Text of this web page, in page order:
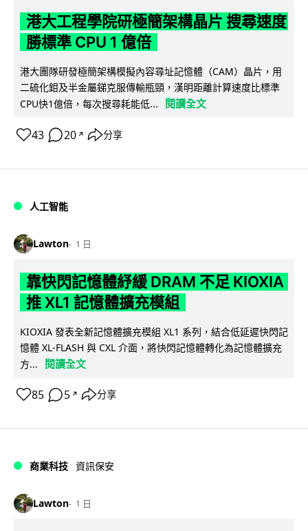
港大工程學院研極簡架構晶片 搜尋速度
勝標準 CPU 1 億倍
港大團隊研發極簡架構模擬內容尋址記憶體（CAM）晶片，用
二硫化鉬及半金屬銻克服傳輸瓶頸，漢明距離計算速度比標準
CPU快1億倍，每次搜尋耗能低...
閱讀全文
43 20 ↗ 分享
人工智能
Lawton 1 日
靠快閃記憶體紓緩 DRAM 不足 KIOXIA
推 XL1 記憶體擴充模組
KIOXIA 發表全新記憶體擴充模組 XL1 系列，結合低延遲快閃記
憶體 XL-FLASH 與 CXL 介面，將快閃記憶體轉化為記憶體擴充
方...
閱讀全文
85 5 ↗ 分享
商業科技 資訊保安
Lawton 1 日